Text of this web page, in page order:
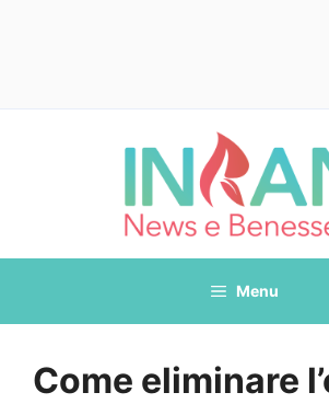
Menu
Come eliminare